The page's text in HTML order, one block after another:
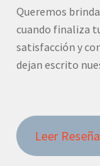
Queremos
cuando finaliza
satisfacción y
dejan escrito
Leer